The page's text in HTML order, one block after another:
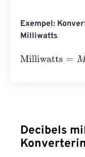
Exempel:
Milliwatts
Milliwatts
.p
Decibels